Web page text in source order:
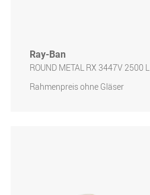
Ray-Ban
ROUND METAL RX 3447V 2500 L
Rahmenpreis ohne Gläser